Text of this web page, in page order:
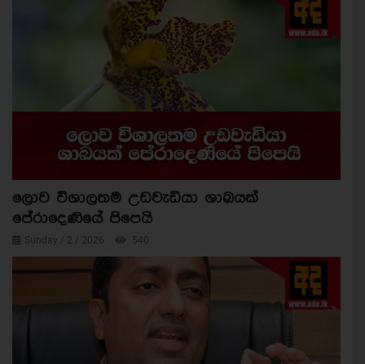
ලොව විශාලතම උඩවැඩියා ශාඛයක්
පේරාදෙණියේ පිපෙයි
Sunday / 2 / 2026 540